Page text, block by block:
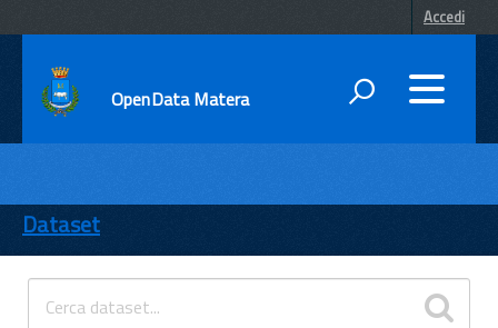
Accedi
OpenData Matera
ENTI
TEMI
INFORMAZIONI
Dataset